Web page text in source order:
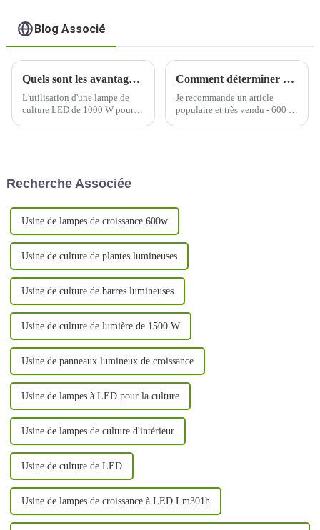
Blog Associé
Quels sont les avantages du jardinage intérieur lorsqu'on utilise une lampe de culture LED de 1000 W ?
L'utilisation d'une lampe de
culture LED de 1000 W pour le
avantages :
Comment déterminer quelle longueur d’onde de lumière est nécessaire à la croissance de votre plante ?
Je recommande un article
populaire et très vendu - 600 W
d'expédition, UV/IR...
Recherche Associée
Usine de lampes de croissance 600w
Usine de culture de plantes lumineuses
Usine de culture de barres lumineuses
Usine de culture de lumière de 1500 W
Usine de panneaux lumineux de croissance
Usine de lampes à LED pour la culture
Usine de lampes de culture d'intérieur
Usine de culture de LED
Usine de lampes de croissance à LED Lm301h